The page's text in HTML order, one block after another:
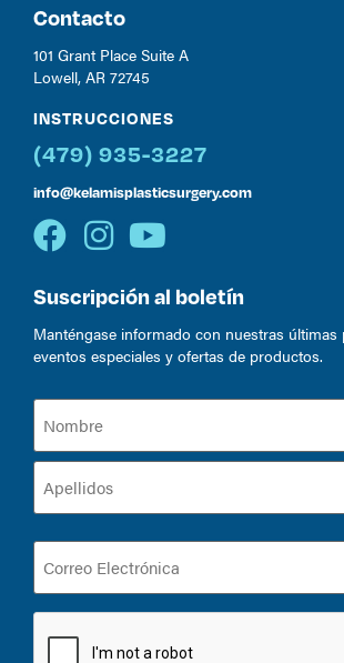
Contacto
101 Grant Place Suite A
Lowell, AR 72745
INSTRUCCIONES
(479) 935-3227
info@kelamisplasticsurgery.com
Suscripción al boletín
Manténgase informado con nuestras últimas
eventos especiales y ofertas de productos.
Nombre
(Required)
Correo
Electrónica
CAPTCHA